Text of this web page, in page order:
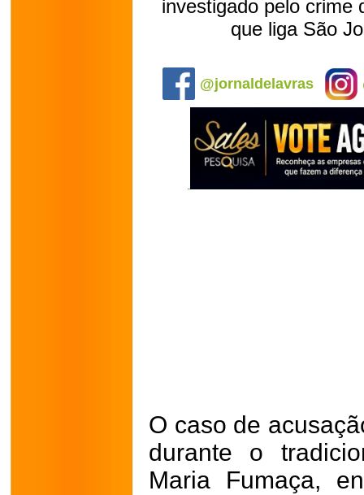
investigado pelo crime
que liga São
@jornaldelavras
O caso de
durante o
Maria Fumaça,